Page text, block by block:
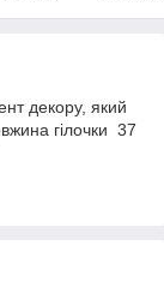
декору, який
гілочки 37